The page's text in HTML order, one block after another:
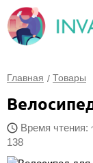
Главная Товары
Время чтения:
138